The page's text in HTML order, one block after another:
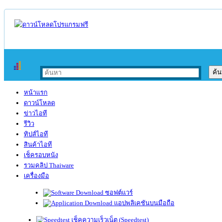
หน้าแรก
ดาวน์โหลด
ข่าวไอที
รีวิว
ทิปส์ไอที
สินค้าไอที
เช็ครอบหนัง
รวมคลิป Thaiware
เครื่องมือ
ซอฟต์แวร์
แอปพลิเคชันบนมือถือ
เช็คความเร็วเน็ต (Speedtest)